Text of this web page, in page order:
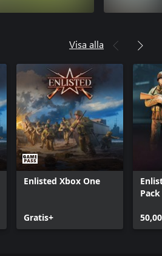
Visa alla
Enlisted Xbox One
Gratis+
Pack